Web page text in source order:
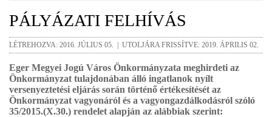
PÁLYÁZATI FELHÍVÁS
LÉTREHOZVA: 2016. JÚLIUS 05. | UTOLJÁRA FRISSÍTVE: 2019. ÁPRILIS 02.
Eger Megyei Jogú Város Önkormányzata meghirdeti az
Önkormányzat tulajdonában álló ingatlanok nyílt
versenyeztetési eljárás során történő értékesítését az
Önkormányzat vagyonáról és a vagyongazdálkodásról szóló
35/2015.(X.30.) rendelet alapján az alábbiak szerint: